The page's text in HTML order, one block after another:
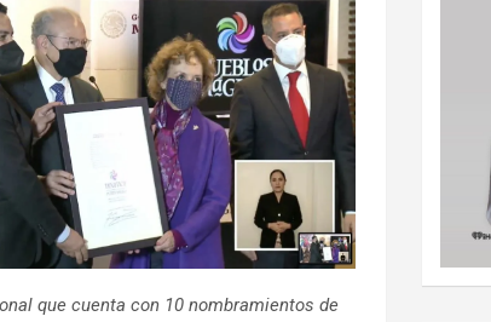
que cuenta con 10 nombramientos de